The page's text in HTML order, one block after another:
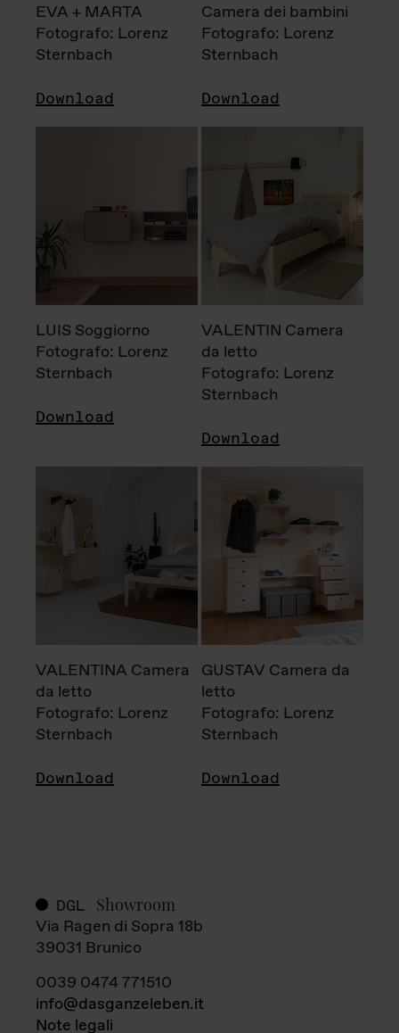
EVA + MARTA
Fotografo: Lorenz
Sternbach
Download
Camera dei bambini
Fotografo: Lorenz
Sternbach
Download
LUIS Soggiorno
Fotografo: Lorenz
Sternbach
Download
VALENTIN Camera
da letto
Fotografo: Lorenz
Sternbach
Download
VALENTINA Camera
da letto
Fotografo: Lorenz
Sternbach
Download
GUSTAV Camera da
letto
Fotografo: Lorenz
Sternbach
Download
DGL Showroom
Via Ragen di Sopra 18b
39031 Brunico
0039 0474 771510
info@dasganzeleben.it
Note legali